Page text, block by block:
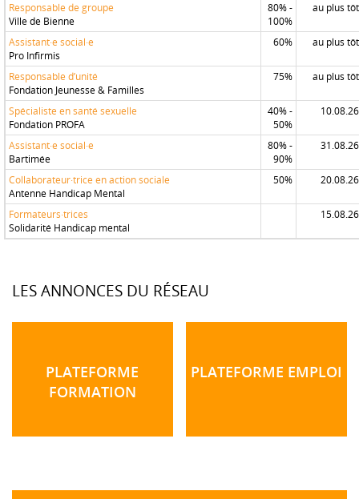
Responsable de groupe
Ville de Bienne
80% -
100%
au plus tôt
Assistant·e social·e
Pro Infirmis
60% au plus tôt
Responsable d’unité
Fondation Jeunesse & Familles
75% au plus tôt
Spécialiste en santé sexuelle
Fondation PROFA
40% -
50%
10.08.26
Assistant·e social·e
Bartimée
80% -
90%
31.08.26
Collaborateur·trice en action sociale
Antenne Handicap Mental
50% 20.08.26
Formateurs·trices
Solidarité Handicap mental
15.08.26
LES ANNONCES DU RÉSEAU
PLATEFORME
FORMATION
PLATEFORME EMPLOI